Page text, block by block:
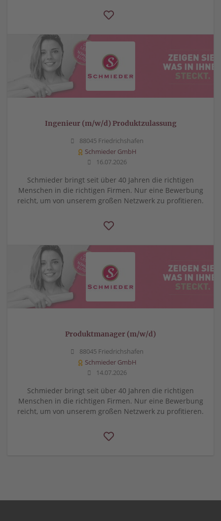
Ingenieur (m/w/d) Produktzulassung
88045 Friedrichshafen
Schmieder GmbH
16.07.2026
Schmieder bringt seit über 40 Jahren die richtigen
Menschen in die richtigen Firmen. Nur eine Bewerbung
reicht, um von unserem großen Netzwerk zu profitieren.
Produktmanager (m/w/d)
88045 Friedrichshafen
Schmieder GmbH
14.07.2026
Schmieder bringt seit über 40 Jahren die richtigen
Menschen in die richtigen Firmen. Nur eine Bewerbung
reicht, um von unserem großen Netzwerk zu profitieren.